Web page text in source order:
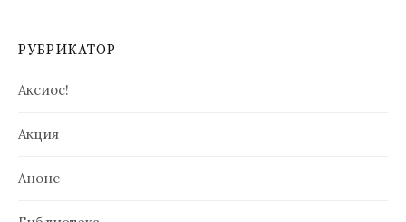
РУБРИКАТОР
Аксиос!
Акция
Анонс